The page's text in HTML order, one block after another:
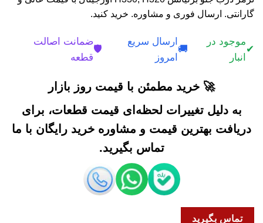
گارانتی. ارسال فوری و مشاوره. خرید کنید.
✔
موجود در
انبار
🚚
ارسال سریع
امروز
🛡️
ضمانت اصالت
قطعه
🚀 خرید مطمئن با قیمت روز بازار
به دلیل تغییرات لحظه‌ای قیمت قطعات، برای
دریافت بهترین قیمت و مشاوره خرید رایگان با ما
تماس بگیرید.
تماس بگیرید